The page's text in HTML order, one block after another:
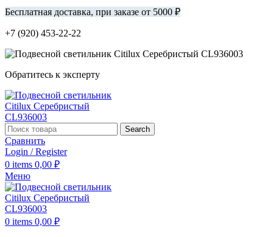
Бесплатная доставка, при заказе от 5000 ₽
+7 (920) 453-22-22
Обратитесь к эксперту
Search
Сравнить
Login / Register
0 items 0,00 ₽
Меню
0 items 0,00 ₽